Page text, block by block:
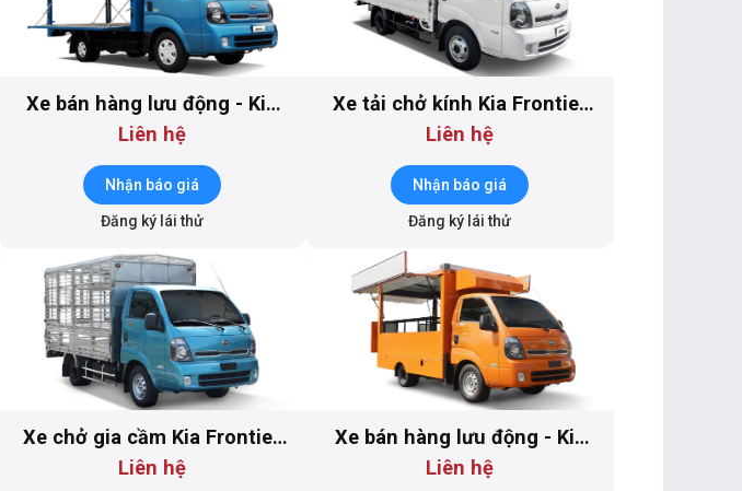
Xe bán hàng lưu động - Kia
Frontier K200-BH1
Liên hệ
Nhận báo giá
Đăng ký lái thử
Xe tải chở kính Kia Frontier
K250
Liên hệ
Nhận báo giá
Đăng ký lái thử
Xe chở gia cầm Kia Frontier
K149-GC1
Liên hệ
Xe bán hàng lưu động - Kia
Frontier K200-BH2
Liên hệ